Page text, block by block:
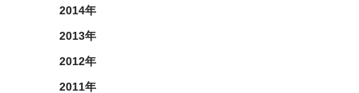
2014年
2013年
2012年
2011年